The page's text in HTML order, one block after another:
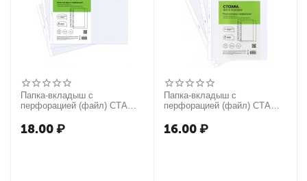
Папка-вкладыш с
перфорацией (файл) СТАММ
горизонтальная
18.00₽
Папка-вкладыш с
перфорацией (файл) СТАММ
вертикальная
16.00₽